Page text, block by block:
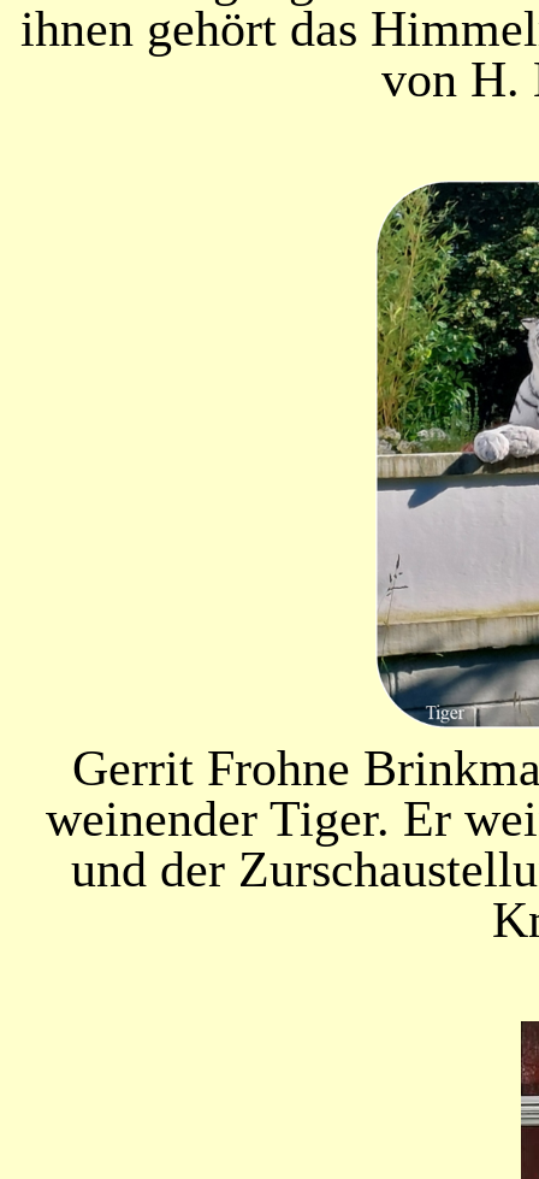
ihnen gehört das
von H.
Gerrit Frohne
weinender Tiger. Er
und der